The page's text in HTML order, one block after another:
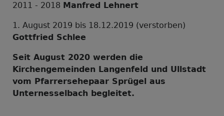
2011 - 2018 Manfred Lehnert
1. August 2019 bis 18.12.2019 (verstorben)
Gottfried Schlee
Seit August 2020 werden die
Kirchengemeinden Langenfeld und Ullstadt
vom Pfarrersehepaar Sprügel aus
Unternesselbach begleitet.